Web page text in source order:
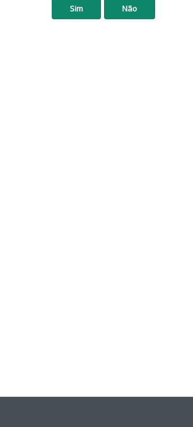
Sim Não